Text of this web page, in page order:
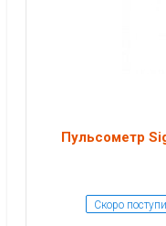
Пульсометр
Скоро